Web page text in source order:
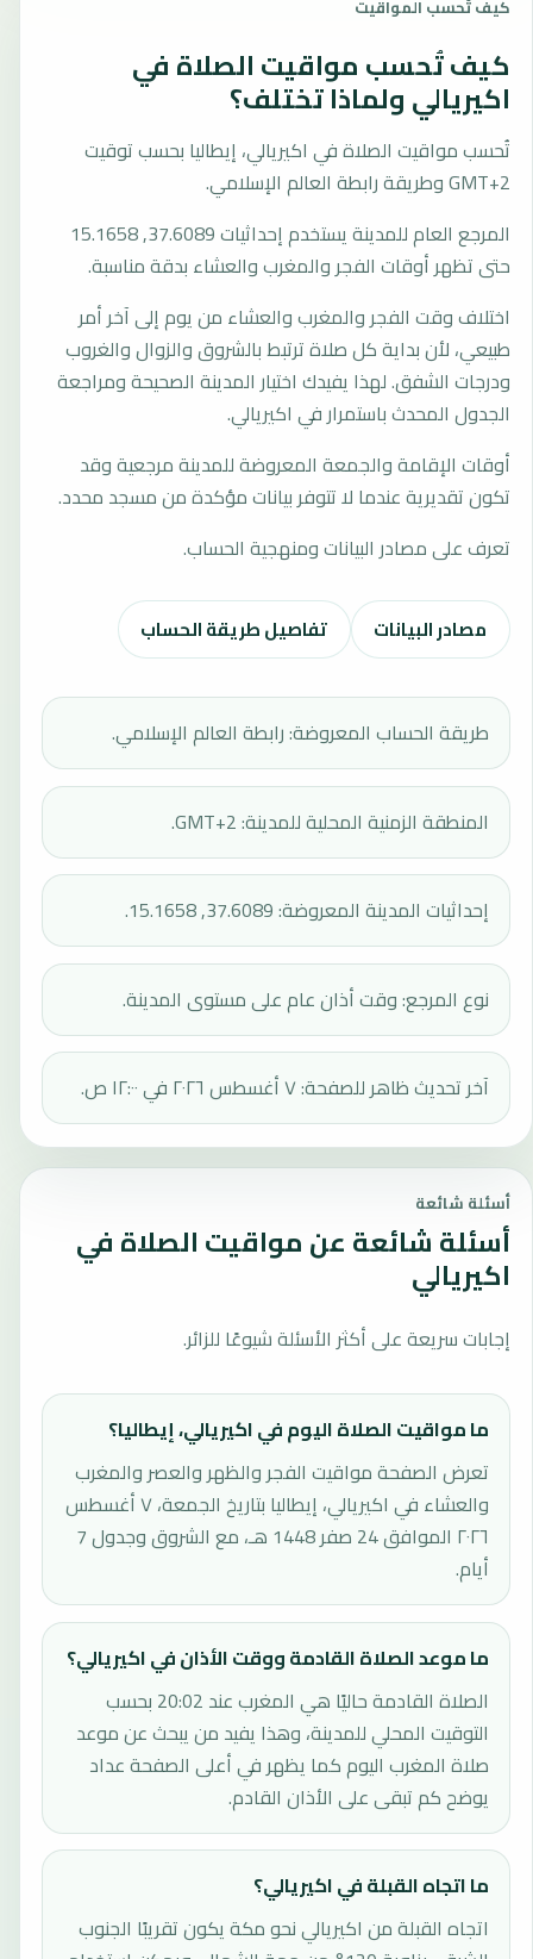
كيف تُحسب المواقيت
كيف تُحسب مواقيت الصلاة في
اكيريالي ولماذا تختلف؟
تُحسب مواقيت الصلاة في اكيريالي، إيطاليا بحسب توقيت
GMT+2 وطريقة رابطة العالم الإسلامي.
المرجع العام للمدينة يستخدم إحداثيات 37.6089, 15.1658
حتى تظهر أوقات الفجر والمغرب والعشاء بدقة مناسبة.
اختلاف وقت الفجر والمغرب والعشاء من يوم إلى آخر أمر
طبيعي، لأن بداية كل صلاة ترتبط بالشروق والزوال والغروب
ودرجات الشفق. لهذا يفيدك اختيار المدينة الصحيحة ومراجعة
الجدول المحدث باستمرار في اكيريالي.
أوقات الإقامة والجمعة المعروضة للمدينة مرجعية وقد
تكون تقديرية عندما لا تتوفر بيانات مؤكدة من مسجد محدد.
تعرف على مصادر البيانات ومنهجية الحساب.
مصادر البيانات تفاصيل طريقة الحساب
طريقة الحساب المعروضة: رابطة العالم الإسلامي.
المنطقة الزمنية المحلية للمدينة: GMT+2.
إحداثيات المدينة المعروضة: 37.6089, 15.1658.
نوع المرجع: وقت أذان عام على مستوى المدينة.
آخر تحديث ظاهر للصفحة: ٧ أغسطس ٢٠٢٦ في ١٢:٠٠ ص.
أسئلة شائعة
أسئلة شائعة عن مواقيت الصلاة في
اكيريالي
إجابات سريعة على أكثر الأسئلة شيوعًا للزائر.
ما مواقيت الصلاة اليوم في اكيريالي، إيطاليا؟
تعرض الصفحة مواقيت الفجر والظهر والعصر والمغرب
والعشاء في اكيريالي، إيطاليا بتاريخ الجمعة، ٧ أغسطس
٢٠٢٦ الموافق 24 صفر 1448 هـ، مع الشروق وجدول 7
أيام.
ما موعد الصلاة القادمة ووقت الأذان في اكيريالي؟
الصلاة القادمة حاليًا هي المغرب عند 20:02 بحسب
التوقيت المحلي للمدينة، وهذا يفيد من يبحث عن موعد
صلاة المغرب اليوم كما يظهر في أعلى الصفحة عداد
يوضح كم تبقى على الأذان القادم.
ما اتجاه القبلة في اكيريالي؟
اتجاه القبلة من اكيريالي نحو مكة يكون تقريبًا الجنوب